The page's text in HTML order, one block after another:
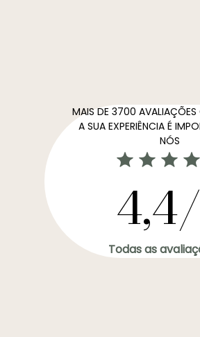
MAIS DE 3700 AVALIAÇÕES
A SUA EXPERIÊNCIA É
NÓS
Todas as